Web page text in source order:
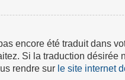
encore été traduit dans
Si la traduction désirée
rendre sur le site internet